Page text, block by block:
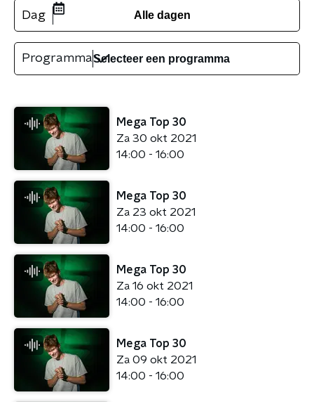
Dag Alle dagen
Programma
Mega Top 30
Za 30 okt 2021
14:00 - 16:00
Mega Top 30
Za 23 okt 2021
14:00 - 16:00
Mega Top 30
Za 16 okt 2021
14:00 - 16:00
Mega Top 30
Za 09 okt 2021
14:00 - 16:00